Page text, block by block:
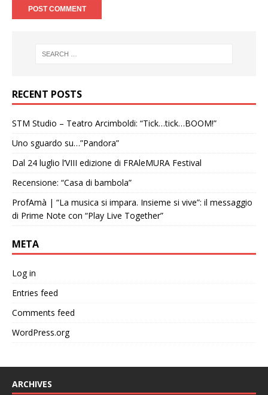
RECENT POSTS
STM Studio – Teatro Arcimboldi: “Tick…tick…BOOM!”
Uno sguardo su…”Pandora”
Dal 24 luglio l’VIII edizione di FRAleMURA Festival
Recensione: “Casa di bambola”
ProfAmà | “La musica si impara. Insieme si vive”: il messaggio
di Prime Note con “Play Live Together”
META
Log in
Entries feed
Comments feed
WordPress.org
ARCHIVES